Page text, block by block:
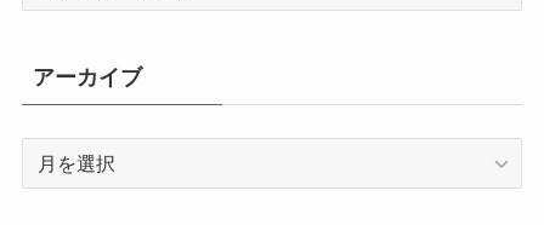
リ
ー
アーカイブ